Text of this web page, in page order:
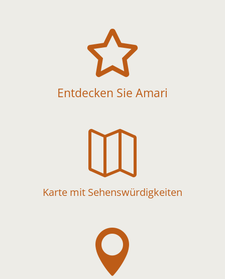

Entdecken Sie Amari

Karte mit Sehenswürdigkeiten
